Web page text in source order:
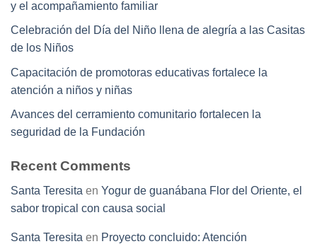
y el acompañamiento familiar
Celebración del Día del Niño llena de alegría a las Casitas
de los Niños
Capacitación de promotoras educativas fortalece la
atención a niños y niñas
Avances del cerramiento comunitario fortalecen la
seguridad de la Fundación
Recent Comments
Santa Teresita en Yogur de guanábana Flor del Oriente, el
sabor tropical con causa social
Santa Teresita en Proyecto concluido: Atención